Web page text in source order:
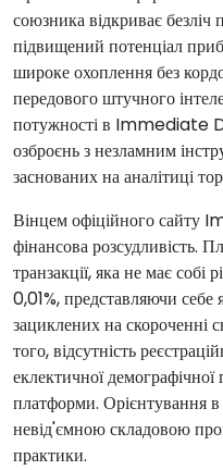
союзника відкриває безліч
підвищений потенціал
широке охоплення без
передового штучного
потужності в Immediate
озброєнь з незламним
заснованих на аналітиці
Вінцем офіційного
фінансова розсудливість.
транзакції, яка не має собі
0,01%, представляючи себе
зациклених на скороченні
того, відсутність
еклектичної
платформи. Орієнтування
невід'ємною складовою
практики.